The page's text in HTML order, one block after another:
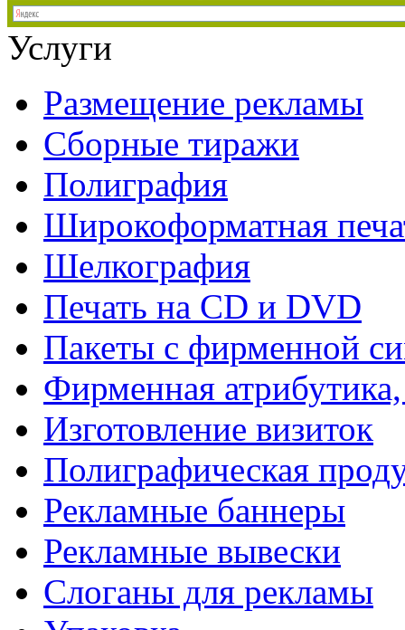
Услуги
Размещение рекламы
Сборные тиражи
Полиграфия
Широкоформатная
Шелкография
Печать на СD и DVD
Пакеты с фирменной
Фирменная
Изготовление визиток
Полиграфическая
Рекламные баннеры
Рекламные вывески
Слоганы для рекламы